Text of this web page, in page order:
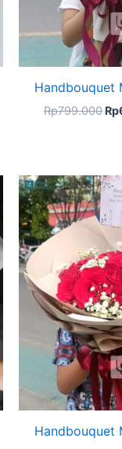
Handbouquet
Rp799.000 Rp
Handbouquet